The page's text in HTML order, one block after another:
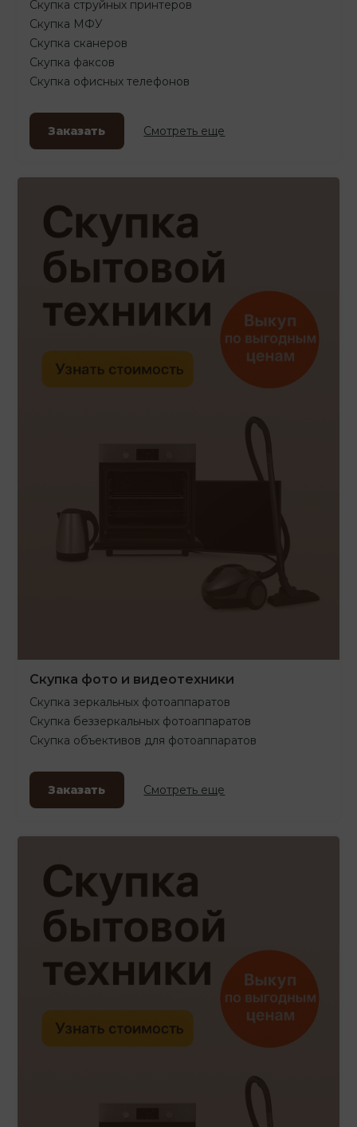
Скупка струйных принтеров
Скупка МФУ
Скупка сканеров
Скупка факсов
Скупка офисных телефонов
Заказать Смотреть еще
Скупка фото и видеотехники
Скупка зеркальных фотоаппаратов
Скупка беззеркальных фотоаппаратов
Скупка объективов для фотоаппаратов
Заказать Смотреть еще